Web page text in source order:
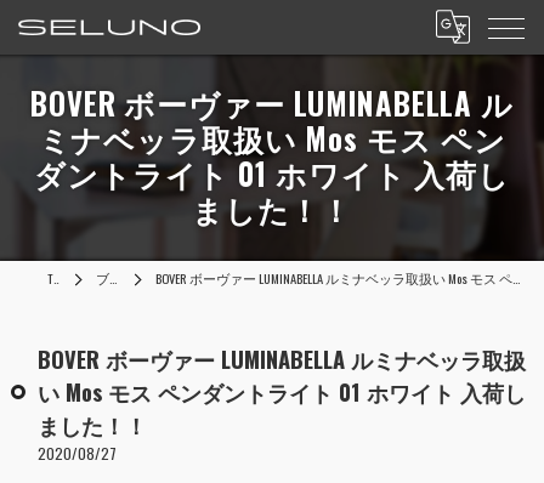
BOVER ボーヴァー LUMINABELLA ル
ミナベッラ取扱い Mos モス ペン
ダントライト 01 ホワイト 入荷し
ました！！
TOP ブログ BOVER ボーヴァー LUMINABELLA ルミナベッラ取扱い Mos モス ペンダントライト 01 ホワイト 入荷しました！！
BOVER ボーヴァー LUMINABELLA ルミナベッラ取扱
い Mos モス ペンダントライト 01 ホワイト 入荷し
ました！！
2020/08/27